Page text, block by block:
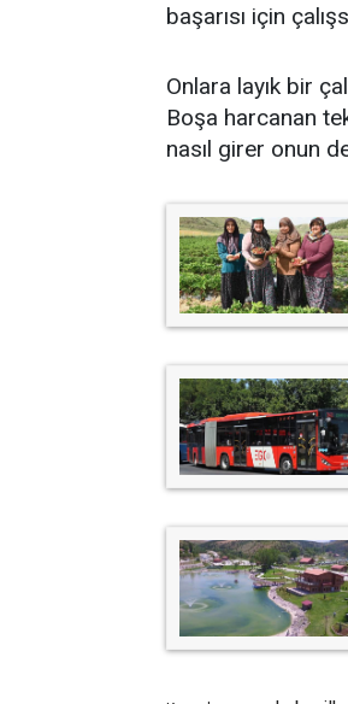
başarısı için
Onlara layık bir
Boşa harcanan
nasıl girer onun